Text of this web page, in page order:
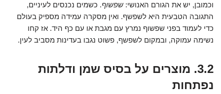
וכמובן, יש את הגורם האנושי:שפשוף. כשמים נכנסים לעיניים,
התגובה הטבעית היא לשפשף. ואין מסקרה עמידה מספיק בעולם
כדי לעמוד בפני שפשוף נמרץ עם מגבת או עם כף היד. אז קחו
נשימה עמוקה, ובמקום לשפשף, פשוט נגבו בעדינות מסביב לעין.
3.2. מוצרים על בסיס שמן ודלתות
נפתחות